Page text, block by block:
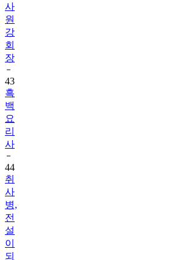
사
원
강
회
장
43
흑
백
요
리
사
44
취
사
병,
전
설
이
되